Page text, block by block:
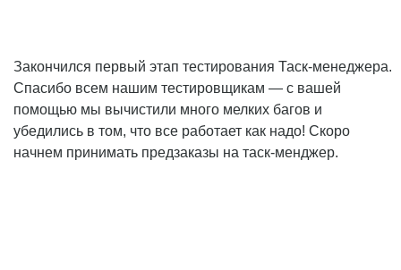
Закончился первый этап тестирования Таск-менеджера.
Спасибо всем нашим тестировщикам — с вашей
помощью мы вычистили много мелких багов и
убедились в том, что все работает как надо! Скоро
начнем принимать предзаказы на таск-менджер.